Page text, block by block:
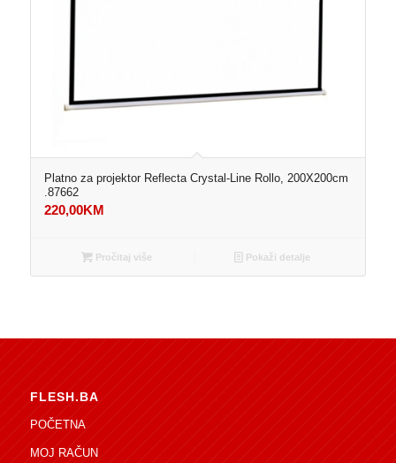
Platno za projektor Reflecta Crystal-Line Rollo, 200X200cm
.87662
220,00KM
Pročitaj više Pokaži detalje
FLESH.BA
POČETNA
MOJ RAČUN